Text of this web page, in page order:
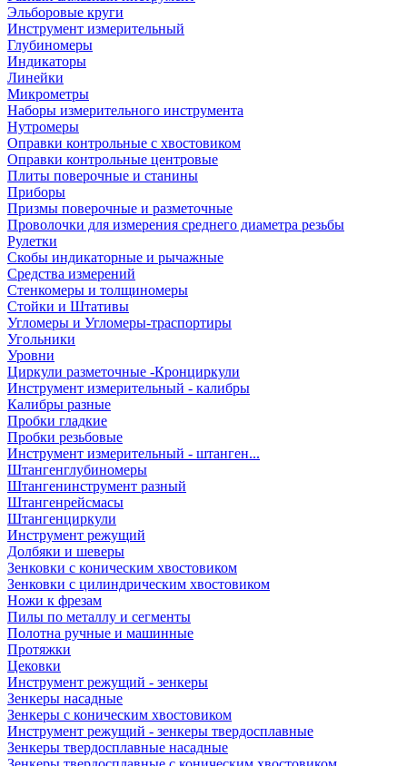
Эльборовые круги
Инструмент измерительный
Глубиномеры
Индикаторы
Линейки
Микрометры
Наборы измерительного инструмента
Нутромеры
Оправки контрольные с хвостовиком
Оправки контрольные центровые
Плиты поверочные и станины
Приборы
Призмы поверочные и разметочные
Проволочки для измерения среднего диаметра резьбы
Рулетки
Скобы индикаторные и рычажные
Средства измерений
Стенкомеры и толщиномеры
Стойки и Штативы
Угломеры и Угломеры-траспортиры
Угольники
Уровни
Циркули разметочные -Кронциркули
Инструмент измерительный - калибры
Калибры разные
Пробки гладкие
Пробки резьбовые
Инструмент измерительный - штанген...
Штангенглубиномеры
Штангенинструмент разный
Штангенрейсмасы
Штангенциркули
Инструмент режущий
Долбяки и шеверы
Зенковки с коническим хвостовиком
Зенковки с цилиндрическим хвостовиком
Ножи к фрезам
Пилы по металлу и сегменты
Полотна ручные и машинные
Протяжки
Цековки
Инструмент режущий - зенкеры
Зенкеры насадные
Зенкеры с коническим хвостовиком
Инструмент режущий - зенкеры твердосплавные
Зенкеры твердосплавные насадные